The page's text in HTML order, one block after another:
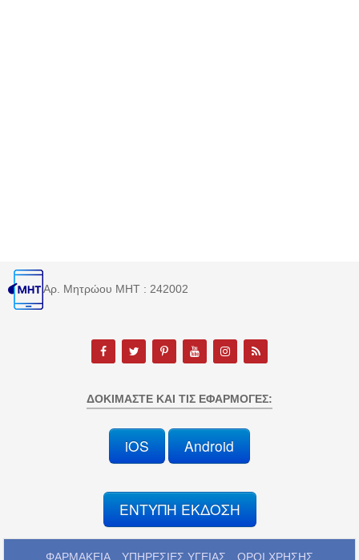
Αρ. Μητρώου MHT : 242002
ΔΟΚΙΜΆΣΤΕ ΚΑΙ ΤΙΣ ΕΦΑΡΜΟΓΈΣ:
iOS Android
ΕΝΤΥΠΗ ΕΚΔΟΣΗ
ΦΑΡΜΑΚΕΙΑ ΥΠΗΡΕΣΙΕΣ ΥΓΕΙΑΣ ΟΡΟΙ ΧΡΗΣΗΣ